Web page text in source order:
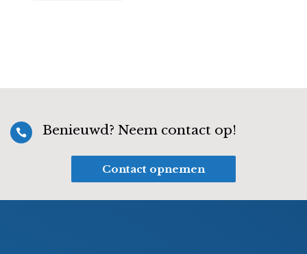
 Benieuwd? Neem contact op!
Contact opnemen